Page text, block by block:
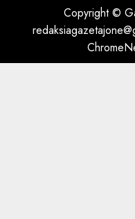
Copyright ©